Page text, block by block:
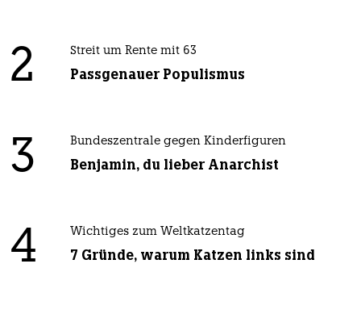
2 Streit um Rente mit 63
Passgenauer Populismus
3 Bundeszentrale gegen Kinderfiguren
Benjamin, du lieber Anarchist
4 Wichtiges zum Weltkatzentag
7 Gründe, warum Katzen links sind